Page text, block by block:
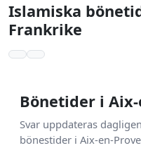
Islamiska
Frankrike
Bönetider i
Svar uppdateras
bönestider i Aix-en-